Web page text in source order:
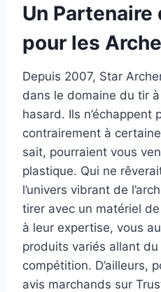
Un Partenaire
pour les
Depuis 2007, Star
dans le domaine du tir à
hasard. Ils n’échappent
contrairement à
sait, pourraient vous
plastique. Qui ne
l’univers vibrant de
tirer avec un matériel
à leur expertise, vous
produits variés allant
compétition. D’ailleurs,
avis marchands sur